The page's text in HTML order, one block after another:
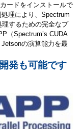
ードをインストールで
理により、Spectrum
するための完全なプ
（Spectrum’s CUDA
の演算能力を最
発も可能です